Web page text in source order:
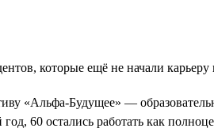
которые ещё не начали
«Альфа-Будущее» —
60 остались работать как